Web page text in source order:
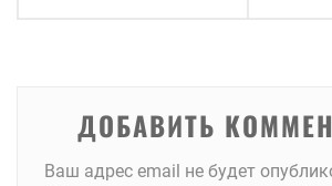
ДОБАВИТЬ
Ваш адрес email не будет